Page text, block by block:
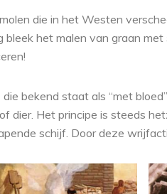
die in het Westen
het malen van graan
bekend staat als “met
dier. Het principe is steeds
schijf. Door deze